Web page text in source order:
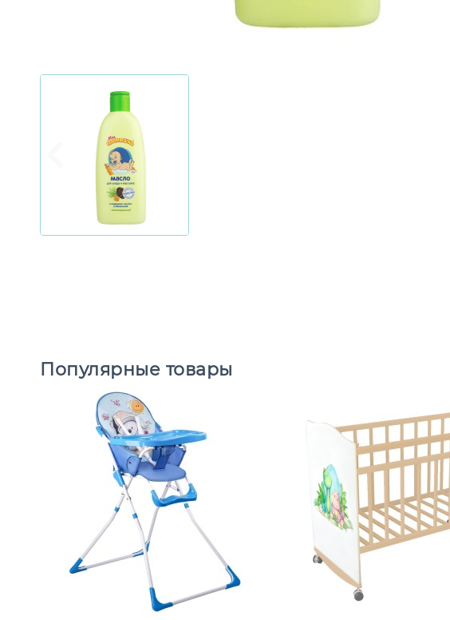
Популярные товары